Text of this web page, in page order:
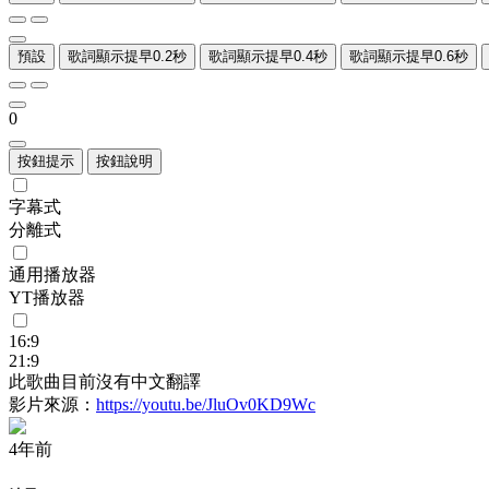
預設 歌詞顯示提早0.2秒 歌詞顯示提早0.4秒 歌詞顯示提早0.6秒
0
按鈕提示 按鈕說明
字幕式
分離式
通用播放器
YT播放器
16:9
21:9
此歌曲目前沒有中文翻譯
影片來源： https://youtu.be/JluOv0KD9Wc
4年前